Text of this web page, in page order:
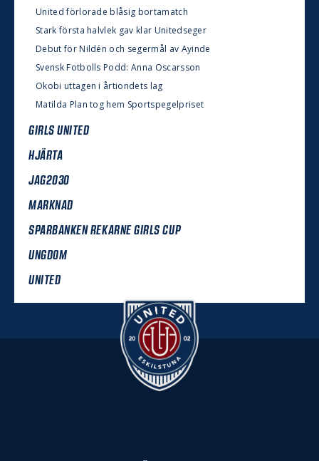
United förlorade blåsig bortamatch
Stark första halvlek gav klar Unitedseger
Debut för Nildén och segermål av Ayinde
Svensk Fotbolls Podd: Anna Oscarsson
Okobi uttagen i årtiondets lag
Matilda Plan tog hem Sportspegelpriset
GIRLS UNITED
HJÄRTA
JAG2030
MARKNAD
SPARBANKEN REKARNE GIRLS CUP
UNGDOM
UNITED